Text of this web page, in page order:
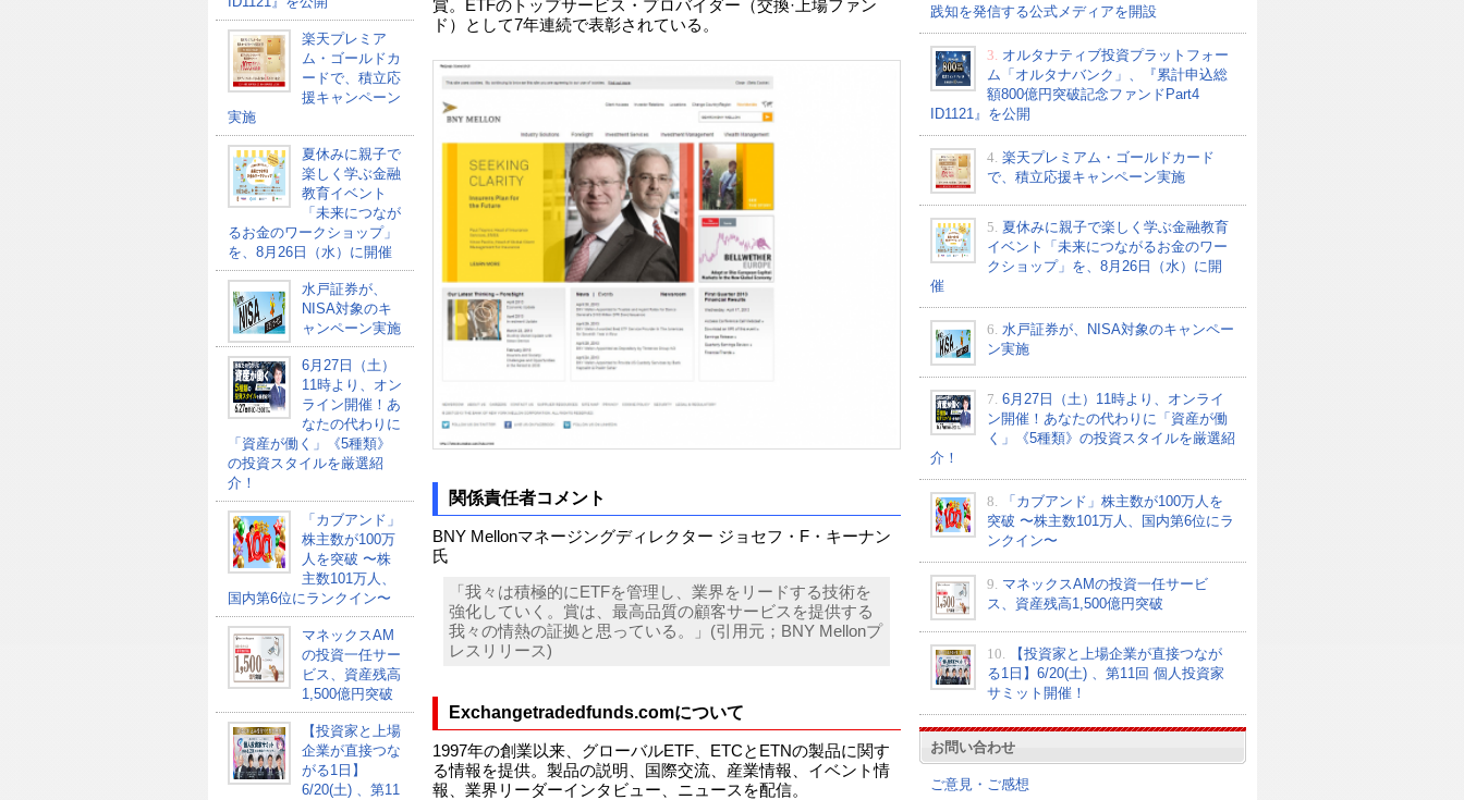
楽天プレミア
ム・ゴールドカ
ードで、積立応
援キャンペーン
実施
夏休みに親子で
楽しく学ぶ金融
教育イベント
「未来につなが
るお金のワークショップ」
を、8月26日（水）に開催
水戸証券が、
NISA対象のキ
ャンペーン実施
6月27日（土）
11時より、オン
ライン開催！あ
なたの代わりに
「資産が働く」《5種類》
の投資スタイルを厳選紹
介！
「カブアンド」
株主数が100万
人を突破 〜株
主数101万人、
国内第6位にランクイン〜
マネックスAM
の投資一任サー
ビス、資産残高
1,500億円突破
【投資家と上場
企業が直接つな
がる1日】
6/20(土) 、第11
賞。ETFのトップサービス・プロバイダー（交換·上場ファン
ド）として7年連続で表彰されている。
関係責任者コメント
BNY Mellonマネージングディレクター ジョセフ・F・キーナン
氏
「我々は積極的にETFを管理し、業界をリードする技術を
強化していく。賞は、最高品質の顧客サービスを提供する
我々の情熱の証拠と思っている。」(引用元；BNY Mellonプ
レスリリース)
Exchangetradedfunds.comについて
1997年の創業以来、グローバルETF、ETCとETNの製品に関す
る情報を提供。製品の説明、国際交流、産業情報、イベント情
報、業界リーダーインタビュー、ニュースを配信。
践知を発信する公式メディアを開設
3. オルタナティブ投資プラットフォー
ム「オルタナバンク」、『累計申込総
額800億円突破記念ファンドPart4
ID1121』を公開
4. 楽天プレミアム・ゴールドカード
で、積立応援キャンペーン実施
5. 夏休みに親子で楽しく学ぶ金融教育
イベント「未来につながるお金のワー
クショップ」を、8月26日（水）に開
催
6. 水戸証券が、NISA対象のキャンペー
ン実施
7. 6月27日（土）11時より、オンライ
ン開催！あなたの代わりに「資産が働
く」《5種類》の投資スタイルを厳選紹
介！
8.
「カブアンド」株主数が100万人を
突破 〜株主数101万人、国内第6位にラ
ンクイン〜
9. マネックスAMの投資一任サービ
ス、資産残高1,500億円突破
10.
【投資家と上場企業が直接つなが
る1日】6/20(土) 、第11回 個人投資家
サミット開催！
お問い合わせ
ご意見・ご感想